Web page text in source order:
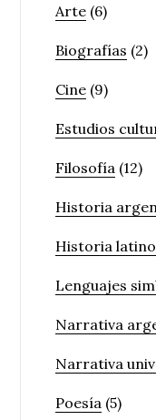
Arte (6)
Biografías (2)
Cine (9)
Estudios
Filosofía (12)
Historia
Historia
Lenguajes
Narrativa
Narrativa
Poesía (5)